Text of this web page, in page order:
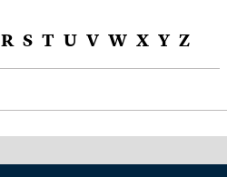
R S T U V W X Y Z